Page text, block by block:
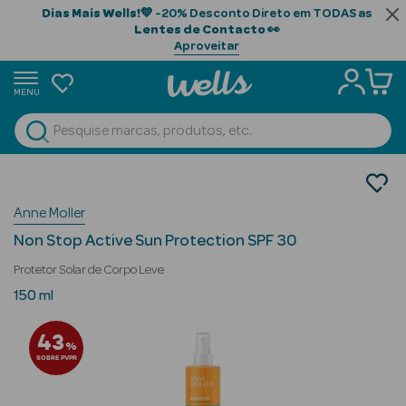
Dias Mais Wells!💙 -20% Desconto Direto em TODAS as
Lentes de Contacto👀
Aproveitar
MENU
Ver Tudo
Beauty Season
Cabelo
Profissional
Beauty Season
Beauty Season
Cosmética
Protetores Solares
Anne Moller
Non Stop Active Sun Protection SPF 30
Protetor Solar de Corpo Leve
150 ml
43%
SOBRE PVPR